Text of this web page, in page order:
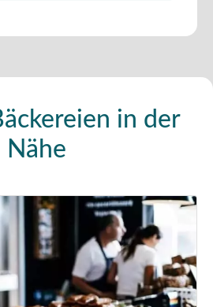
in der
Nähe